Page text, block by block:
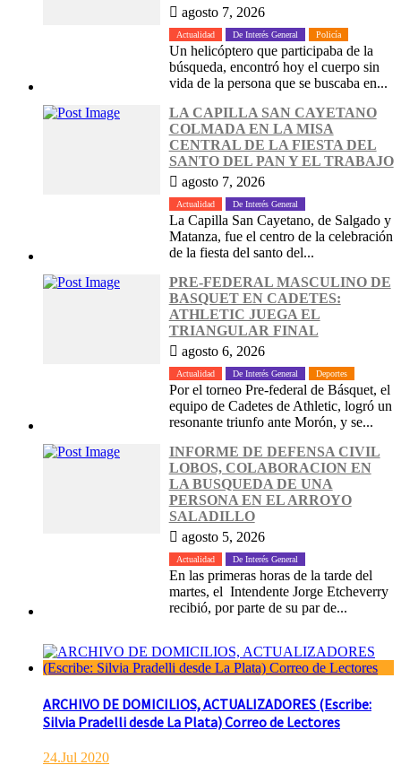
agosto 7, 2026
Actualidad De Interés General Policía
Un helicóptero que participaba de la
búsqueda, encontró hoy el cuerpo sin
vida de la persona que se buscaba en...
LA CAPILLA SAN CAYETANO
COLMADA EN LA MISA
CENTRAL DE LA FIESTA DEL
SANTO DEL PAN Y EL TRABAJO
agosto 7, 2026
Actualidad De Interés General
La Capilla San Cayetano, de Salgado y
Matanza, fue el centro de la celebración
de la fiesta del santo del...
PRE-FEDERAL MASCULINO DE
BASQUET EN CADETES:
ATHLETIC JUEGA EL
TRIANGULAR FINAL
agosto 6, 2026
Actualidad De Interés General Deportes
Por el torneo Pre-federal de Básquet, el
equipo de Cadetes de Athletic, logró un
resonante triunfo ante Morón, y se...
INFORME DE DEFENSA CIVIL
LOBOS, COLABORACION EN
LA BUSQUEDA DE UNA
PERSONA EN EL ARROYO
SALADILLO
agosto 5, 2026
Actualidad De Interés General
En las primeras horas de la tarde del
martes, el Intendente Jorge Etcheverry
recibió, por parte de su par de...
ARCHIVO DE DOMICILIOS, ACTUALIZADORES (Escribe:
Silvia Pradelli desde La Plata) Correo de Lectores
24.Jul 2020